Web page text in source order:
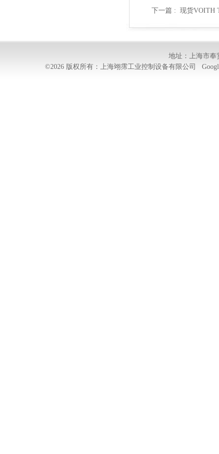
下一篇 : 现货VOITH
地址：上海市奉
©2026 版权所有：上海翊霈工业控制设备有限公司